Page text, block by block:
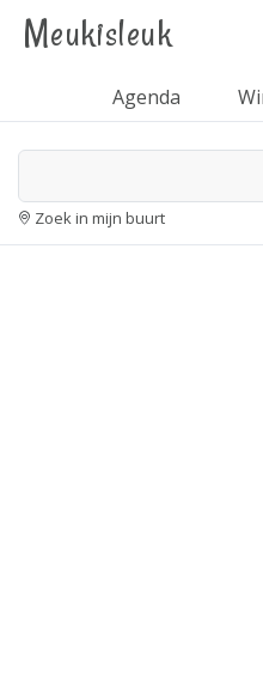
Meukisleuk
Agenda
Zoek in mijn buurt